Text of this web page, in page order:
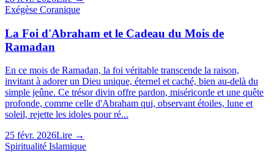
Exégèse Coranique
La Foi d'Abraham et le Cadeau du Mois de
Ramadan
En ce mois de Ramadan, la foi véritable transcende la raison,
invitant à adorer un Dieu unique, éternel et caché, bien au-delà du
simple jeûne. Ce trésor divin offre pardon, miséricorde et une quête
profonde, comme celle d'Abraham qui, observant étoiles, lune et
soleil, rejette les idoles pour ré...
25 févr. 2026Lire →
Spiritualité Islamique